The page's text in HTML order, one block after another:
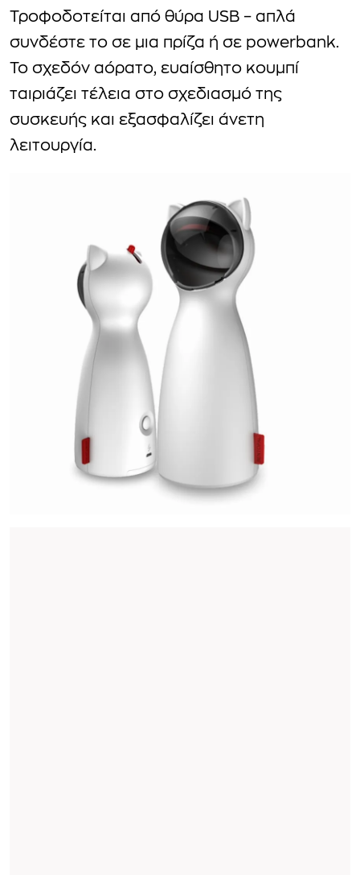
Τροφοδοτείται από θύρα USB – απλά
συνδέστε το σε μια πρίζα ή σε powerbank.
Το σχεδόν αόρατο, ευαίσθητο κουμπί
ταιριάζει τέλεια στο σχεδιασμό της
συσκευής και εξασφαλίζει άνετη
λειτουργία.